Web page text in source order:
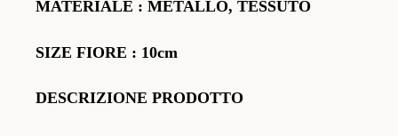
MATERIALE : METALLO, TESSUTO
SIZE FIORE : 10cm
DESCRIZIONE PRODOTTO